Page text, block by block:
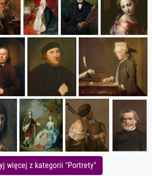
więcej z kategorii "Portrety"